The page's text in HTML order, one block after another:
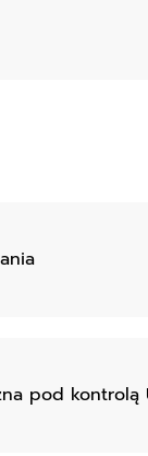
pod kontrolą